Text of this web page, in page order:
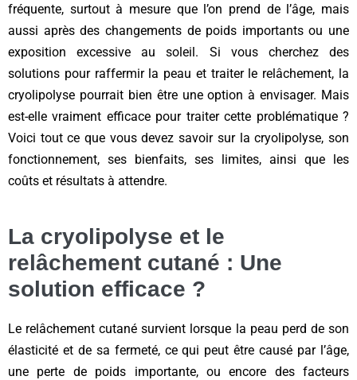
fréquente, surtout à mesure que l’on prend de l’âge, mais
aussi après des changements de poids importants ou une
exposition excessive au soleil. Si vous cherchez des
solutions pour raffermir la peau et traiter le relâchement, la
cryolipolyse pourrait bien être une option à envisager. Mais
est-elle vraiment efficace pour traiter cette problématique ?
Voici tout ce que vous devez savoir sur la cryolipolyse, son
fonctionnement, ses bienfaits, ses limites, ainsi que les
coûts et résultats à attendre.
La cryolipolyse et le
relâchement cutané : Une
solution efficace ?
Le relâchement cutané survient lorsque la peau perd de son
élasticité et de sa fermeté, ce qui peut être causé par l’âge,
une perte de poids importante, ou encore des facteurs